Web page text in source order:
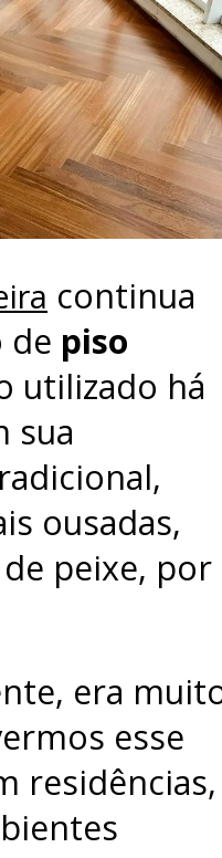
continua
de piso
utilizado há
sua
ousadas,
peixe, por
era
esse
residências,